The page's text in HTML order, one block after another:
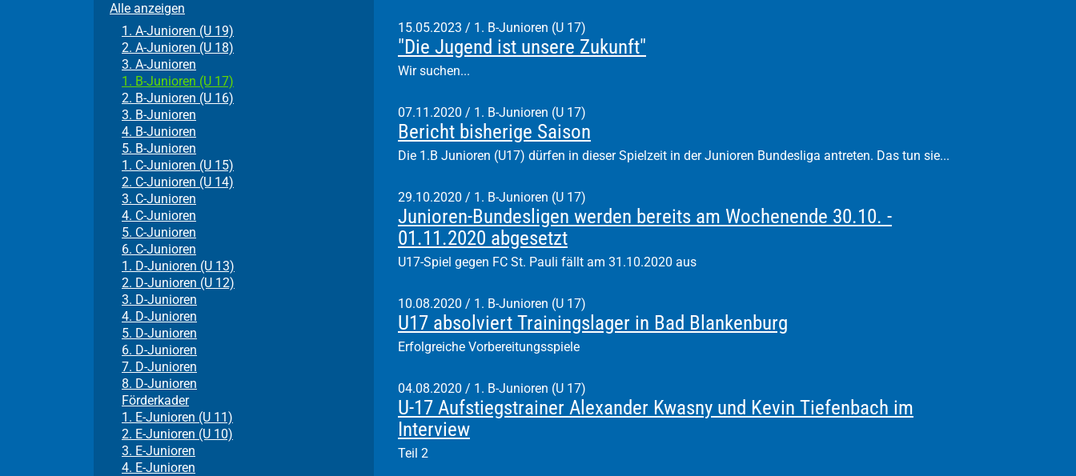
Alle anzeigen
1. A-Junioren (U 19)
2. A-Junioren (U 18)
3. A-Junioren
1. B-Junioren (U 17)
2. B-Junioren (U 16)
3. B-Junioren
4. B-Junioren
5. B-Junioren
1. C-Junioren (U 15)
2. C-Junioren (U 14)
3. C-Junioren
4. C-Junioren
5. C-Junioren
6. C-Junioren
1. D-Junioren (U 13)
2. D-Junioren (U 12)
3. D-Junioren
4. D-Junioren
5. D-Junioren
6. D-Junioren
7. D-Junioren
8. D-Junioren
Förderkader
1. E-Junioren (U 11)
2. E-Junioren (U 10)
3. E-Junioren
4. E-Junioren
15.05.2023 / 1. B-Junioren (U 17)
"Die Jugend ist unsere Zukunft"
Wir suchen...
07.11.2020 / 1. B-Junioren (U 17)
Bericht bisherige Saison
Die 1.B Junioren (U17) dürfen in dieser Spielzeit in der Junioren Bundesliga antreten. Das tun sie...
29.10.2020 / 1. B-Junioren (U 17)
Junioren-Bundesligen werden bereits am Wochenende 30.10. -
01.11.2020 abgesetzt
U17-Spiel gegen FC St. Pauli fällt am 31.10.2020 aus
10.08.2020 / 1. B-Junioren (U 17)
U17 absolviert Trainingslager in Bad Blankenburg
Erfolgreiche Vorbereitungsspiele
04.08.2020 / 1. B-Junioren (U 17)
U-17 Aufstiegstrainer Alexander Kwasny und Kevin Tiefenbach im
Interview
Teil 2